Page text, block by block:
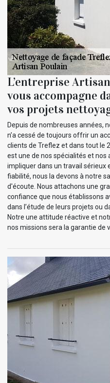
L’entreprise
vous accompagne
vos projets
Depuis de nombreuses années,
n’a cessé de toujours offrir un
clients de Treflez et dans tout le
est une de nos spécialités et nos
impliquer dans un travail sérieux
fiabilité, nous la devons à notre
d'écoute. Nous attachons une
confiance que nous établissons
dans l’étude de leurs projets ou
Notre une attitude réactive et
nos missions sera la garantie de